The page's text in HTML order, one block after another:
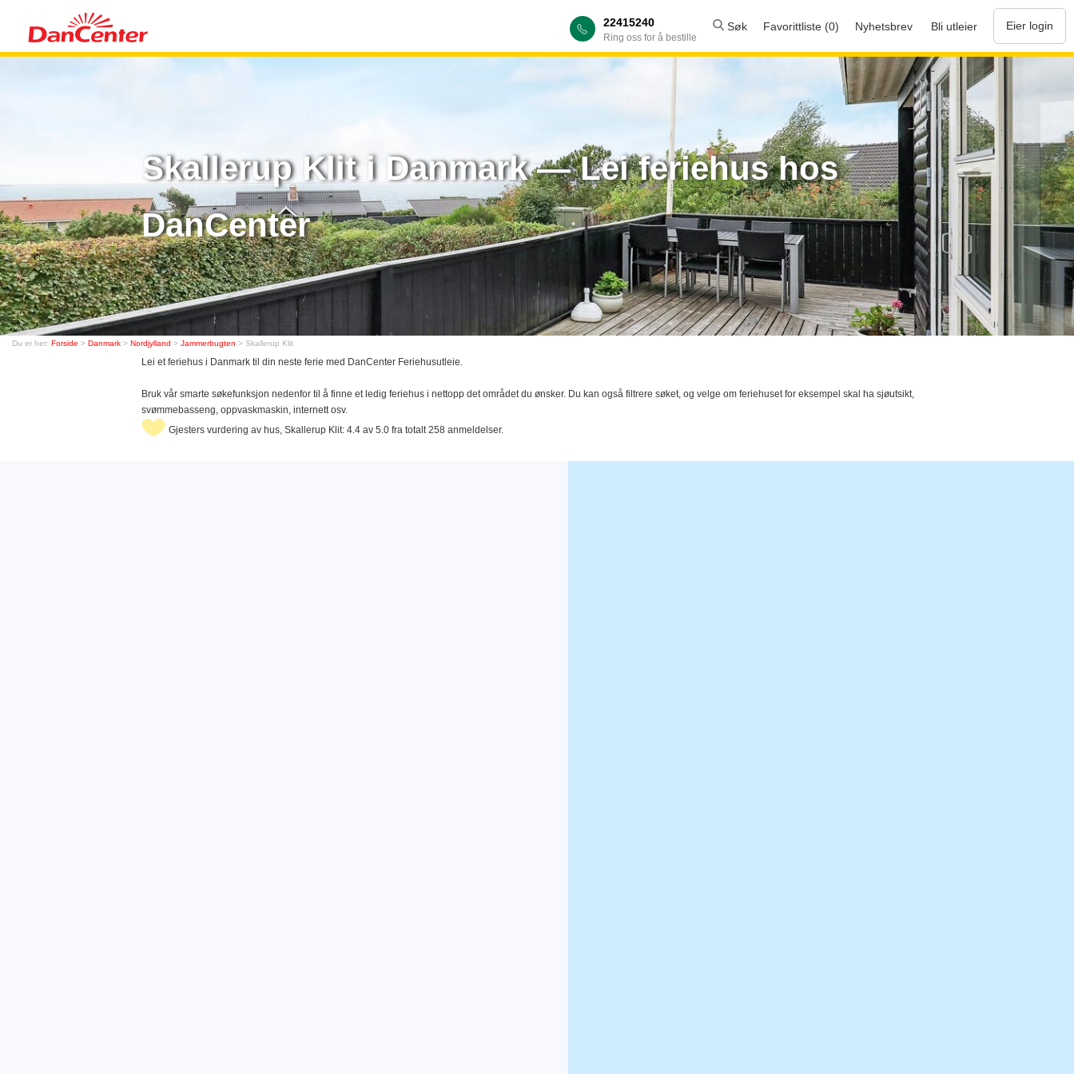
22415240
Ring oss for å bestille
Søk Favorittliste (0) Nyhetsbrev Bli utleier Eier login
Skallerup Klit i Danmark — Lei feriehus hos
DanCenter
Du er her: Forside > Danmark > Nordjylland > Jammerbugten > Skallerup Klit
Lei et feriehus i Danmark til din neste ferie med DanCenter Feriehusutleie.
Bruk vår smarte søkefunksjon nedenfor til å finne et ledig feriehus i nettopp det området du ønsker. Du kan også filtrere søket, og velge om feriehuset for eksempel skal ha sjøutsikt,
svømmebasseng, oppvaskmaskin, internett osv.
Gjesters vurdering av hus, Skallerup Klit: 4.4 av 5.0 fra totalt 258 anmeldelser.